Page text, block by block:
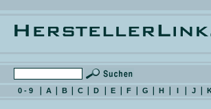
0 - 9 A B C D E F G H I J